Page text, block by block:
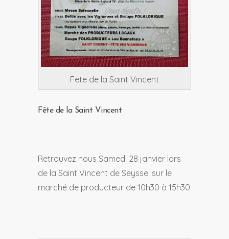
Fete de la Saint Vincent
Fête de la Saint Vincent
Retrouvez nous Samedi 28 janvier lors
de la Saint Vincent de Seyssel sur le
marché de producteur de 10h30 à 15h30